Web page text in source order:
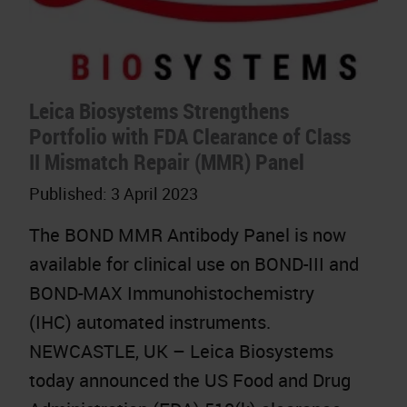
Leica Biosystems Strengthens
Portfolio with FDA Clearance of Class
II Mismatch Repair (MMR) Panel
Published: 3 April 2023
The BOND MMR Antibody Panel is now
available for clinical use on BOND-III and
BOND-MAX Immunohistochemistry
(IHC) automated instruments.
NEWCASTLE, UK – Leica Biosystems
today announced the US Food and Drug